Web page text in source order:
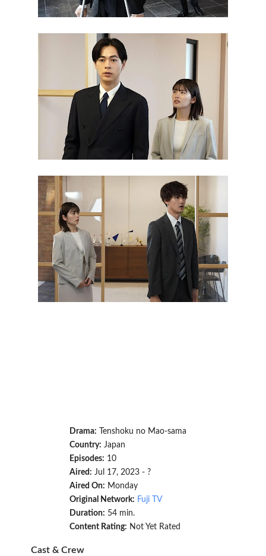
Drama:
Tenshoku no Mao-sama
Country: Japan
Episodes: 10
Aired: Jul 17, 2023 - ?
Aired On: Monday
Original Network: Fuji TV
Duration: 54 min.
Content Rating: Not Yet Rated
Cast & Crew